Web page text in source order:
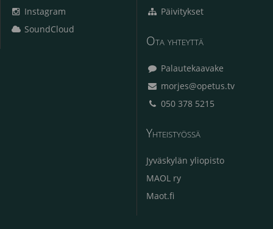
Instagram
SoundCloud
Päivitykset
Ota yhteyttä
Palautekaavake
morjes@opetus.tv
050 378 5215
Yhteistyössä
Jyväskylän yliopisto
MAOL ry
Maot.fi